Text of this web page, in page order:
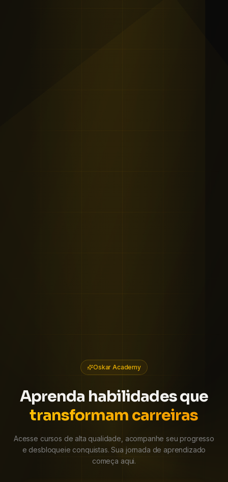
Oskar Academy
Aprenda habilidades que
transformam carreiras
Acesse cursos de alta qualidade, acompanhe seu progresso
e desbloqueie conquistas. Sua jornada de aprendizado
começa aqui.